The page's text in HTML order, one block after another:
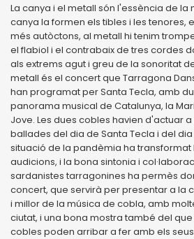
La canya i el metall són l'essència de la
canya la formen els tibles i les tenores,
més autòctons, al metall hi tenim
el flabiol i el contrabaix de tres cordes
als extrems agut i greu de la sonoritat
metall és el concert que Tarragona
han programat per Santa Tecla, amb
panorama musical de Catalunya, la
Jove. Les dues cobles havien d'actuar
ballades del dia de Santa Tecla i del
situació de la pandèmia ha transformat
audicions, i la bona sintonia i
sardanistes tarragonines ha permès
concert, que servirà per presentar a la
i millor de la música de cobla, amb
ciutat, i una bona mostra també del
cobles poden arribar a fer amb els